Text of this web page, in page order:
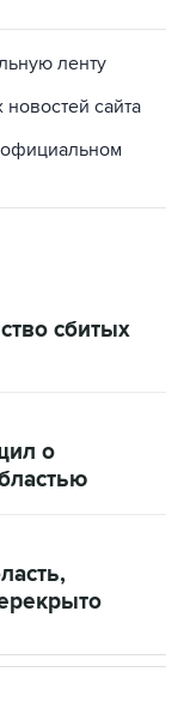
ленту
сайта
сбитых
о